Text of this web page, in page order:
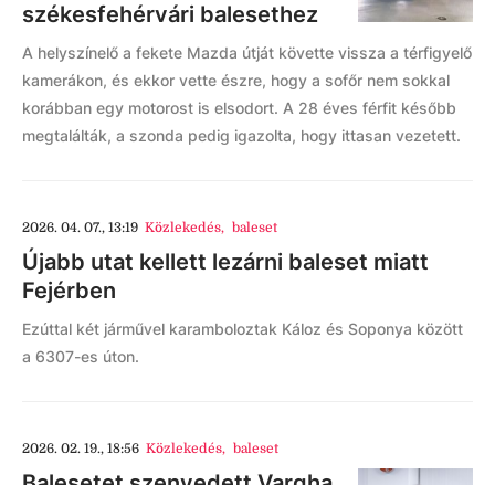
székesfehérvári balesethez
A helyszínelő a fekete Mazda útját követte vissza a térfigyelő
kamerákon, és ekkor vette észre, hogy a sofőr nem sokkal
korábban egy motorost is elsodort. A 28 éves férfit később
megtalálták, a szonda pedig igazolta, hogy ittasan vezetett.
2026. 04. 07., 13:19 Közlekedés, baleset
Újabb utat kellett lezárni baleset miatt
Fejérben
Ezúttal két járművel karamboloztak Káloz és Soponya között
a 6307-es úton.
2026. 02. 19., 18:56 Közlekedés, baleset